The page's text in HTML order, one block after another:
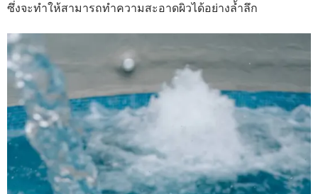
ซึ่งจะทำให้สามารถทำความสะอาดผิวได้อย่างล้ำลึก